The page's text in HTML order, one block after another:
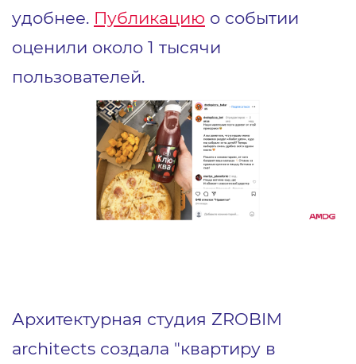
удобнее. Публикацию о событии
оценили около 1 тысячи
пользователей.
Архитектурная студия ZROBIM
architects создала "квартиру в